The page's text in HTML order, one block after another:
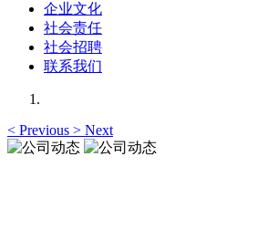
企业文化
社会责任
社会招聘
联系我们
< Previous > Next